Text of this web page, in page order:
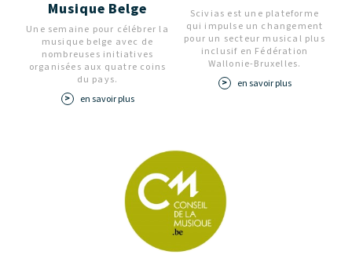
Musique Belge
Une semaine pour célébrer la
musique belge avec de
nombreuses initiatives
organisées aux quatre coins
du pays.
en savoir plus
Scivias est une plateforme
qui impulse un changement
pour un secteur musical plus
inclusif en Fédération
Wallonie-Bruxelles.
en savoir plus